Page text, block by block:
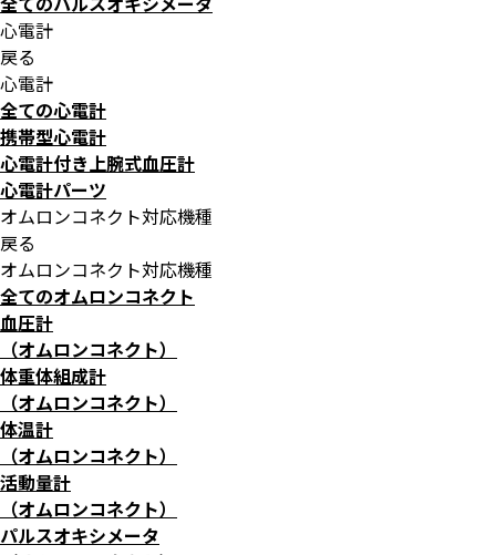
心電計
戻る
心電計
全ての心電計
携帯型心電計
心電計付き上腕式血圧計
心電計パーツ
オムロンコネクト対応機種
戻る
オムロンコネクト対応機種
全てのオムロンコネクト
血圧計
（オムロンコネクト）
体重体組成計
（オムロンコネクト）
体温計
（オムロンコネクト）
活動量計
（オムロンコネクト）
パルスオキシメータ